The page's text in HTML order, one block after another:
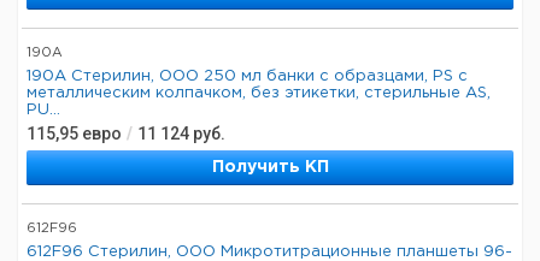
190A
190А Стерилин, ООО 250 мл банки с образцами, PS с
металлическим колпачком, без этикетки, стерильные AS,
PU...
115,95 евро / 11 124 руб.
Получить КП
612F96
612F96 Стерилин, ООО Микротитрационные планшеты 96-